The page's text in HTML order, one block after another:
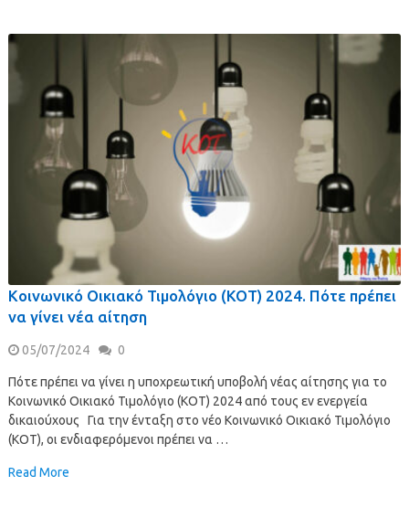
Κοινωνικό Οικιακό Τιμολόγιο (ΚΟΤ) 2024. Πότε πρέπει
να γίνει νέα αίτηση
05/07/2024 0
Πότε πρέπει να γίνει η υποχρεωτική υποβολή νέας αίτησης για το
Κοινωνικό Οικιακό Τιμολόγιο (ΚΟΤ) 2024 από τους εν ενεργεία
δικαιούχους Για την ένταξη στο νέο Κοινωνικό Οικιακό Τιμολόγιο
(ΚΟΤ), οι ενδιαφερόμενοι πρέπει να …
Read More